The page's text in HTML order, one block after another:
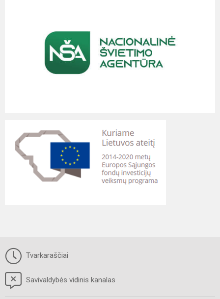
Tvarkaraščiai
Savivaldybės vidinis kanalas